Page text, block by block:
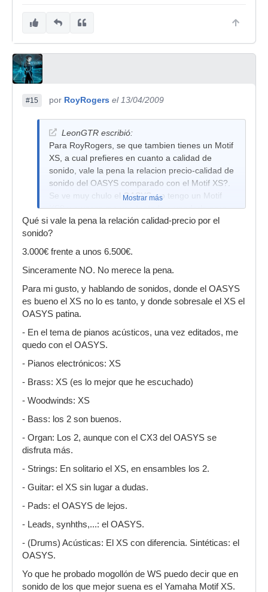
#15 por RoyRogers el 13/04/2009
LeonGTR escribió:
Para RoyRogers, se que tambien tienes un Motif
XS, a cual prefieres en cuanto a calidad de
sonido, vale la pena la relacion precio-calidad de
sonido del OASYS comparado con el Motif XS?.
Se ve muy chulo el OASYS, yo tengo un Motif
XS8 y a veces me veo tentado a venderlo para
comprar un OASYS 88 pero la verdad es que su
precio es super elevado aca en mexico.
Saludos.
Mostrar más
Qué si vale la pena la relación calidad-precio por el
sonido?
3.000€ frente a unos 6.500€.
Sinceramente NO. No merece la pena.
Para mi gusto, y hablando de sonidos, donde el OASYS
es bueno el XS no lo es tanto, y donde sobresale el XS el
OASYS patina.
- En el tema de pianos acústicos, una vez editados, me
quedo con el OASYS.
- Pianos electrónicos: XS
- Brass: XS (es lo mejor que he escuchado)
- Woodwinds: XS
- Bass: los 2 son buenos.
- Organ: Los 2, aunque con el CX3 del OASYS se
disfruta más.
- Strings: En solitario el XS, en ensambles los 2.
- Guitar: el XS sin lugar a dudas.
- Pads: el OASYS de lejos.
- Leads, synhths,...: el OASYS.
- (Drums) Acústicas: El XS con diferencia. Sintéticas: el
OASYS.
Yo que he probado mogollón de WS puedo decir que en
sonido de los que mejor suena es el Yamaha Motif XS.